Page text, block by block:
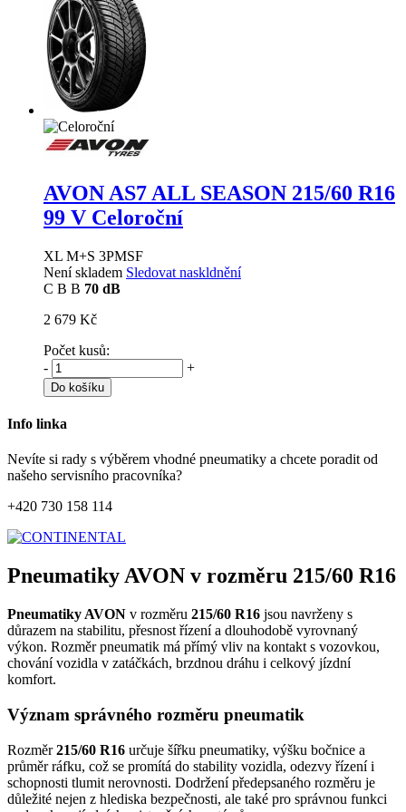
AVON AS7 ALL SEASON 215/60 R16
99 V Celoroční
XL M+S 3PMSF
Není skladem Sledovat naskldnění
C B B 70 dB
2 679 Kč
Počet kusů:
-
+
Do košíku
Info linka
Nevíte si rady s výběrem vhodné pneumatiky a chcete poradit od
našeho servisního pracovníka?
+420 730 158 114
Pneumatiky AVON v rozměru 215/60 R16
Pneumatiky AVON v rozměru 215/60 R16 jsou navrženy s
důrazem na stabilitu, přesnost řízení a dlouhodobě vyrovnaný
výkon. Rozměr pneumatik má přímý vliv na kontakt s vozovkou,
chování vozidla v zatáčkách, brzdnou dráhu i celkový jízdní
komfort.
Význam správného rozměru pneumatik
Rozměr215/60 R16 určuje šířku pneumatiky, výšku bočnice a
průměr ráfku, což se promítá do stability vozidla, odezvy řízení i
schopnosti tlumit nerovnosti. Dodržení předepsaného rozměru je
důležité nejen z hlediska bezpečnosti, ale také pro správnou funkci